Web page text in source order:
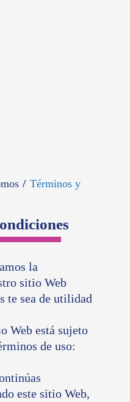
Términos y
la
sitio Web
te sea de utilidad
Web está sujeto
de uso:
este sitio Web,